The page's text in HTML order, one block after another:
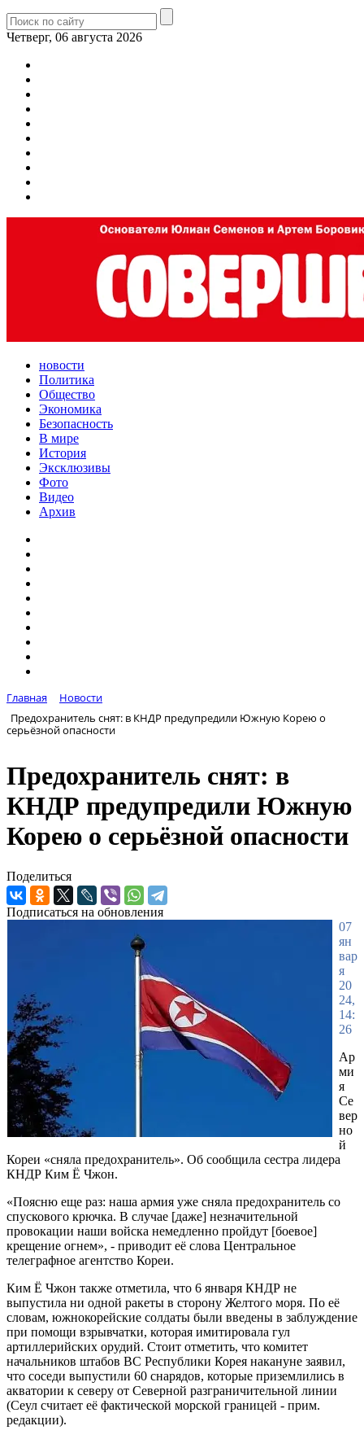
Четверг, 06 августа 2026
новости
Политика
Общество
Экономика
Безопасность
В мире
История
Эксклюзивы
Фото
Видео
Архив
Главная
Новости
Предохранитель снят: в КНДР предупредили Южную Корею о
серьёзной опасности
Предохранитель снят: в
КНДР предупредили Южную
Корею о серьёзной опасности
Поделиться
Подписаться на обновления
07
ян
вар
я
20
24,
14:
26
Ар
ми
я
Се
вер
но
й
Кореи «сняла предохранитель». Об сообщила сестра лидера
КНДР Ким Ё Чжон.
«Поясню еще раз: наша армия уже сняла предохранитель со
спускового крючка. В случае [даже] незначительной
провокации наши войска немедленно пройдут [боевое]
крещение огнем», - приводит её слова Центральное
телеграфное агентство Кореи.
Ким Ё Чжон также отметила, что 6 января КНДР не
выпустила ни одной ракеты в сторону Желтого моря. По её
словам, южнокорейские солдаты были введены в заблуждение
при помощи взрывчатки, которая имитировала гул
артиллерийских орудий. Стоит отметить, что комитет
начальников штабов ВС Республики Корея накануне заявил,
что соседи выпустили 60 снарядов, которые приземлились в
акватории к северу от Северной разграничительной линии
(Сеул считает её фактической морской границей - прим.
редакции).